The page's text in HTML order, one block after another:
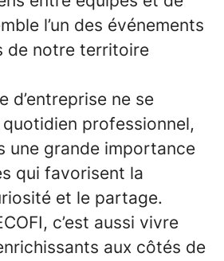
l’un des événements
de notre territoire
d’entreprise ne se
professionnel,
une grande importance
qui favorisent la
et le partage.
c’est aussi vivre
aux côtés de